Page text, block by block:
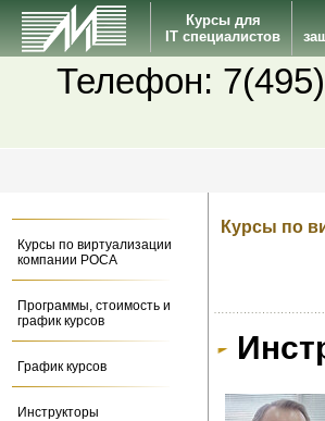
Курсы для
IT специалистов
Телефон:
Курсы по виртуализации
компании РОСА
Программы, стоимость и
график курсов
График курсов
Инструкторы
Курсы по